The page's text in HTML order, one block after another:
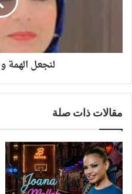
لنجعل الهمة
مقالات ذات صلة